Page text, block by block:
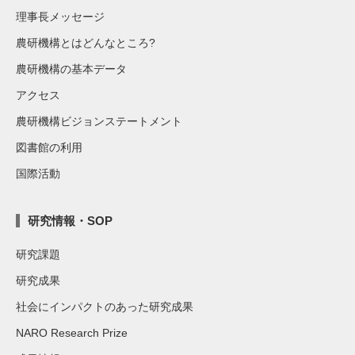
理事長メッセージ
農研機構とはどんなところ?
農研機構の基本データ
アクセス
農研機構ビジョンステートメント
図書館の利用
国際活動
研究情報・SOP
研究課題
研究成果
社会にインパクトのあった研究成果
NARO Research Prize